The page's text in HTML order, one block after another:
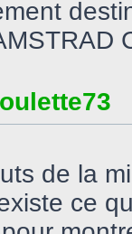
de la
ce